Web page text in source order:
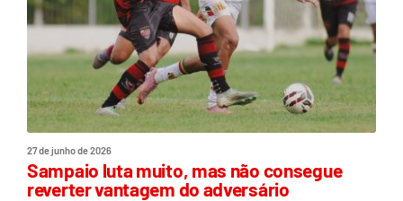
27 de junho de 2026
Sampaio luta muito, mas não consegue
reverter vantagem do adversário